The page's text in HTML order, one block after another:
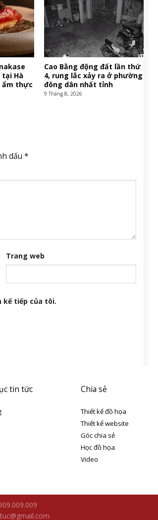
tại Hà
ẩm thực
Cao Bằng động đất lần thứ
4, rung lắc xảy ra ở phường
đông dân nhất tỉnh
9 Tháng 8, 2026
dấu *
Trang web
kế tiếp của tôi.
tin tức Chia sẻ
Thiết kế đồ họa
Thiết kế website
Góc chia sẻ
Học đồ họa
Video